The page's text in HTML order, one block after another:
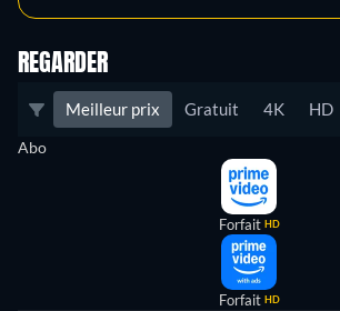
REGARDER
Meilleur prix Gratuit 4K HD
Abo
Forfait HD
Forfait HD